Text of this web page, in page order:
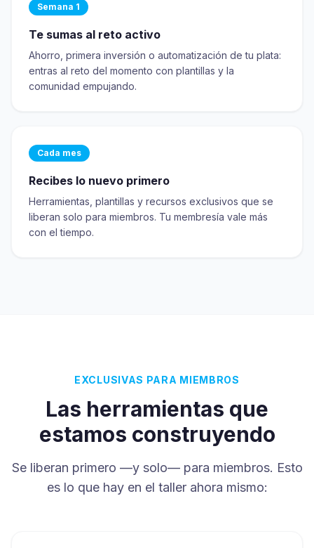
Semana 1
Te sumas al reto activo
Ahorro, primera inversión o automatización de tu plata:
entras al reto del momento con plantillas y la
comunidad empujando.
Cada mes
Recibes lo nuevo primero
Herramientas, plantillas y recursos exclusivos que se
liberan solo para miembros. Tu membresía vale más
con el tiempo.
EXCLUSIVAS PARA MIEMBROS
Las herramientas que
estamos construyendo
Se liberan primero —y solo— para miembros. Esto
es lo que hay en el taller ahora mismo: